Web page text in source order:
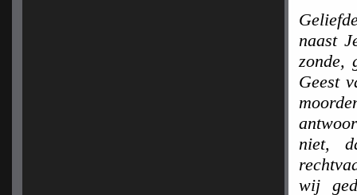
naast
zonde,
Geest
niet,
wij